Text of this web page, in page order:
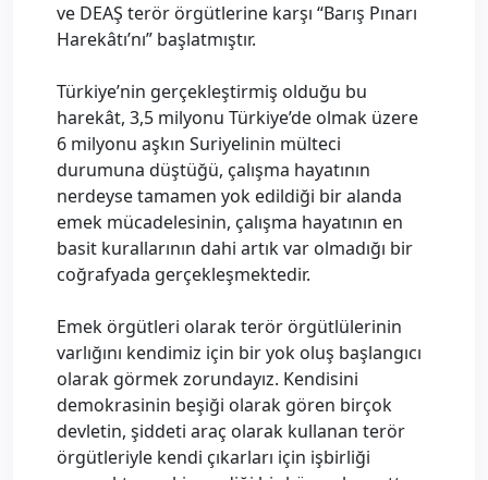
ve DEAŞ terör örgütlerine karşı “Barış Pınarı
Harekâtı’nı” başlatmıştır.
Türkiye’nin gerçekleştirmiş olduğu bu
harekât, 3,5 milyonu Türkiye’de olmak üzere
6 milyonu aşkın Suriyelinin mülteci
durumuna düştüğü, çalışma hayatının
nerdeyse tamamen yok edildiği bir alanda
emek mücadelesinin, çalışma hayatının en
basit kurallarının dahi artık var olmadığı bir
coğrafyada gerçekleşmektedir.
Emek örgütleri olarak terör örgütlülerinin
varlığını kendimiz için bir yok oluş başlangıcı
olarak görmek zorundayız. Kendisini
demokrasinin beşiği olarak gören birçok
devletin, şiddeti araç olarak kullanan terör
örgütleriyle kendi çıkarları için işbirliği